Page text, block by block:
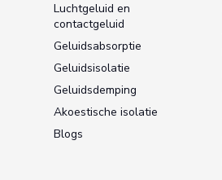
Luchtgeluid en
contactgeluid
Geluidsabsorptie
Geluidsisolatie
Geluidsdemping
Akoestische isolatie
Blogs